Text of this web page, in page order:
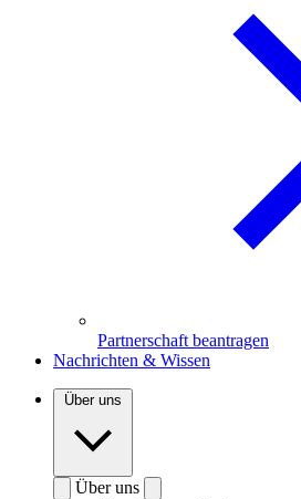
Partnerschaft beantragen
Nachrichten & Wissen
Über uns
Über uns